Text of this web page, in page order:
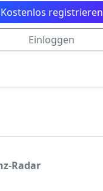
Kostenlos registrieren
Einloggen
Radar